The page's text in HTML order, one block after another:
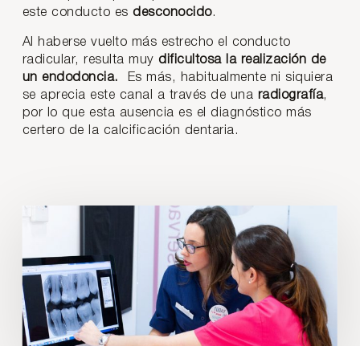
este conducto es desconocido.
Al haberse vuelto más estrecho el conducto
radicular, resulta muy dificultosa la realización de
un endodoncia.
Es más, habitualmente ni siquiera
se aprecia este canal a través de una radiografía,
por lo que esta ausencia es el diagnóstico más
certero de la calcificación dentaria.